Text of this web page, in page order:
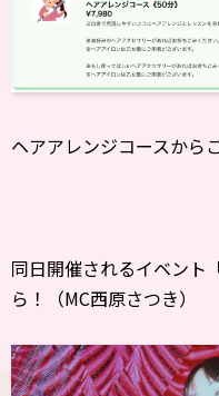
ヘアアレンジコースから
同日開催されるイベント
ら！（MC西原さつき）